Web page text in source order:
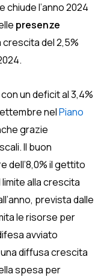
l’anno 2024
presenze
del 2,5%
un deficit al 3,4%
nelPiano
grazie
Il buon
dell’8,0% il gettito
alla crescita
prevista dalle
le risorse per
avviato
diffusa crescita
spesa per